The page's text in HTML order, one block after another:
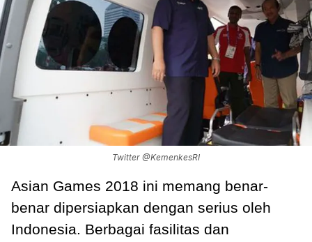
Twitter @KemenkesRI
Asian Games 2018 ini memang benar-
benar dipersiapkan dengan serius oleh
Indonesia. Berbagai fasilitas dan